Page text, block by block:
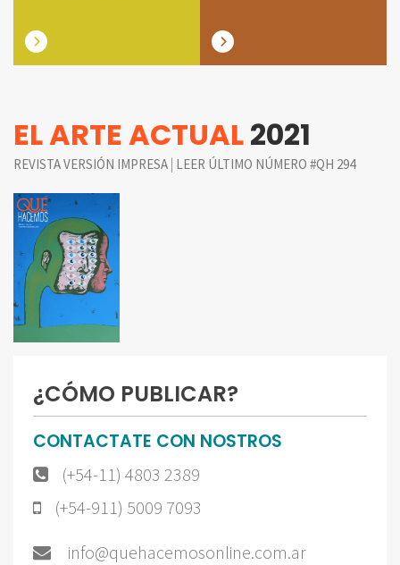
EL ARTE ACTUAL2021
REVISTA VERSIÓN IMPRESA | LEER ÚLTIMO NÚMERO #QH 294
¿CÓMO PUBLICAR?
CONTACTATE CON NOSTROS
(+54-11) 4803 2389
(+54-911) 5009 7093
info@quehacemosonline.com.ar